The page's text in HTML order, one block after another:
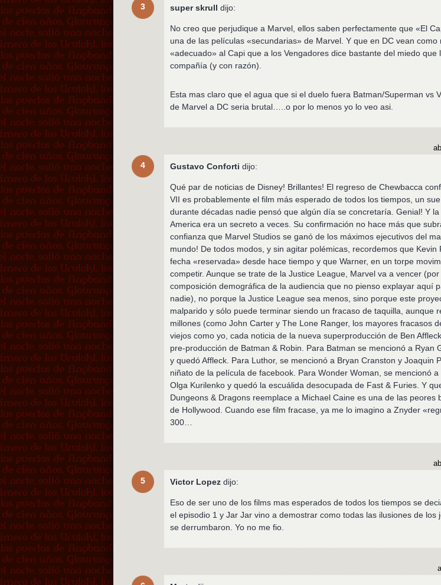
3 super skrull dijo:
No creo que perjudique a Marvel, ellos saben perfectamente que «El
una de las películas «secundarias» de Marvel. Y que en DC vean como
«adecuado» al Capi que a los Vengadores dice bastante del miedo que
compañía (y con razón).
Esta mas claro que el agua que si el duelo fuera Batman/Superman vs
de Marvel a DC seria brutal…..o por lo menos yo lo veo asi.
4 Gustavo Conforti dijo:
Qué par de noticias de Disney! Brillantes! El regreso de Chewbacca
VII es probablemente el film más esperado de todos los tiempos, un
durante décadas nadie pensó que algún día se concretaría. Genial! Y
America era un secreto a veces. Su confirmación no hace más que
confianza que Marvel Studios se ganó de los máximos ejecutivos del
mundo! De todos modos, y sin agitar polémicas, recordemos que Kevin
fecha «reservada» desde hace tiempo y que Warner, en un torpe
competir. Aunque se trate de la Justice League, Marvel va a vencer
composición demográfica de la audiencia que no pienso explayar aquí
nadie), no porque la Justice League sea menos, sino porque este
malparido y sólo puede terminar siendo un fracaso de taquilla, aunque
millones (como John Carter y The Lone Ranger, los mayores fracasos
viejos como yo, cada noticia de la nueva superproducción de Ben
pre-producción de Batman & Robin. Para Batman se mencionó a Ryan
y quedó Affleck. Para Luthor, se mencionó a Bryan Cranston y Joaquin
niñato de la película de facebook. Para Wonder Woman, se mencionó
Olga Kurilenko y quedó la escuálida desocupada de Fast & Furies. Y
Dungeons & Dragons reemplace a Michael Caine es una de las peores
de Hollywood. Cuando ese film fracase, ya me lo imagino a Znyder
300…
5 Victor Lopez dijo:
Eso de ser uno de los films mas esperados de todos los tiempos se
el episodio 1 y Jar Jar vino a demostrar como todas las ilusiones de los
se derrumbaron. Yo no me fio.